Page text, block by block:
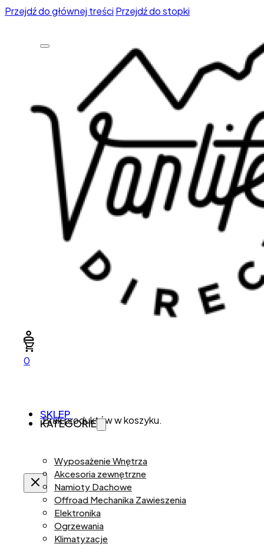
Przejdź do głównej treści Przejdź do stopki
0
Brak produktów w koszyku.
SKLEP
KATEGORIE
Wyposażenie Wnętrza
Akcesoria zewnętrzne
Namioty Dachowe
Offroad Mechanika Zawieszenia
Elektronika
Ogrzewania
Klimatyzacje